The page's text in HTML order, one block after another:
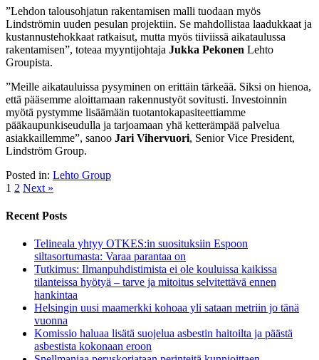
”Lehdon talousohjatun rakentamisen malli tuodaan myös
Lindströmin uuden pesulan projektiin. Se mahdollistaa laadukkaat ja
kustannustehokkaat ratkaisut, mutta myös tiiviissä aikataulussa
rakentamisen”, toteaa myyntijohtaja Jukka Pekonen Lehto
Groupista.
”Meille aikatauluissa pysyminen on erittäin tärkeää. Siksi on hienoa,
että pääsemme aloittamaan rakennustyöt sovitusti. Investoinnin
myötä pystymme lisäämään tuotantokapasiteettiamme
pääkaupunkiseudulla ja tarjoamaan yhä ketterämpää palvelua
asiakkaillemme”, sanoo Jari Vihervuori, Senior Vice President,
Lindström Group.
Posted in: Lehto Group
1 2 Next »
Recent Posts
Telineala yhtyy OTKES:in suosituksiin Espoon
siltasortumasta: Varaa parantaa on
Tutkimus: Ilmanpuhdistimista ei ole kouluissa kaikissa
tilanteissa hyötyä – tarve ja mitoitus selvitettävä ennen
hankintaa
Helsingin uusi maamerkki kohoaa yli sataan metriin jo tänä
vuonna
Komissio haluaa lisätä suojelua asbestin haitoilta ja päästä
asbestista kokonaan eroon